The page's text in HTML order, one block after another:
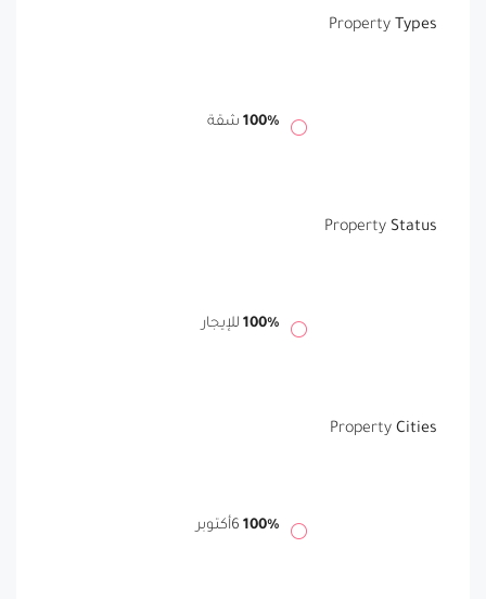
Property Types
100% شقة
Property Status
100% للإيجار
Property Cities
100% 6أكتوبر